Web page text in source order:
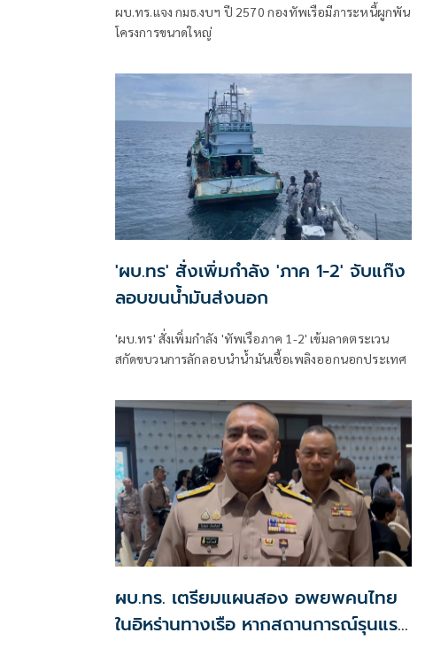
ผบ.ทร.แจง กมธ.งบฯ ปี 2570 กองทัพเรือมีภาระหนี้ผูกพัน
โครงการขนาดใหญ่
'ผบ.ทร' สั่งเพิ่มกำลัง 'ภาค 1-2' จับแก๊ง
ลอบขนน้ำมันส่งนอก
'ผบ.ทร' สั่งเพิ่มกำลัง 'ทัพเรือภาค 1-2' เข้มลาดตระเวน
สกัดขบวนการลักลอบนำน้ำมันเชื้อเพลิงออกนอกประเทศ
ผบ.ทร. เตรียมแผนสอง อพยพคนไทย
ในอิหร่านทางเรือ หากสถานการณ์รุนแรง